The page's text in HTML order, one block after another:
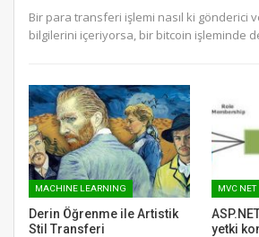
Bir para transferi işlemi nasıl ki gönderici
bilgilerini içeriyorsa, bir bitcoin işleminde
MACHINE LEARNING
Derin Öğrenme ile Artistik
Stil Transferi
MVC NET
yetki